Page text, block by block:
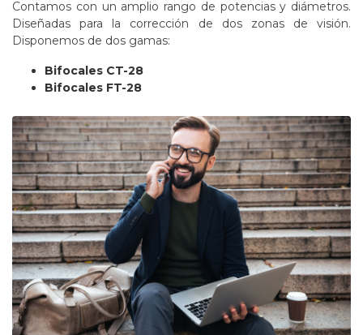
Contamos con un amplio rango de potencias y diámetros.
Diseñadas para la corrección de dos zonas de visión.
Disponemos de dos gamas:
Bifocales CT-28
Bifocales FT-28